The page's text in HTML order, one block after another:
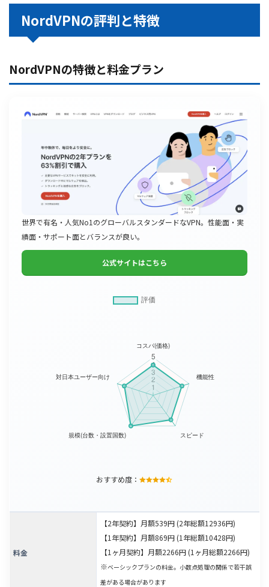
NordVPNの評判と特徴
NordVPNの特徴と料金プラン
世界で有名・人気No1のグローバルスタンダードなVPN。性能面・実
績面・サポート面とバランスが良い。
公式サイトはこちら
おすすめ度：
料金
【2年契約】月額539円 (2年総額12936円)
【1年契約】月額869円 (1年総額10428円)
【1ヶ月契約】月額2266円 (1ヶ月総額2266円)
※ベーシックプランの料金。小数点処理の関係で若干誤
差がある場合があります